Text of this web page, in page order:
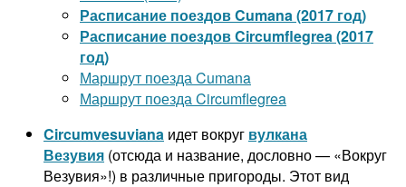
Расписание поездов Cumana (2017 год)
Расписание поездовCircumflegrea (2017
год)
Маршрут поезда Cumana
Маршрут поезда Circumflegrea
Circumvesuviana идет вокруг вулкана
Везувия (отсюда и название, дословно — «Вокруг
Везувия»!) в различные пригороды. Этот вид